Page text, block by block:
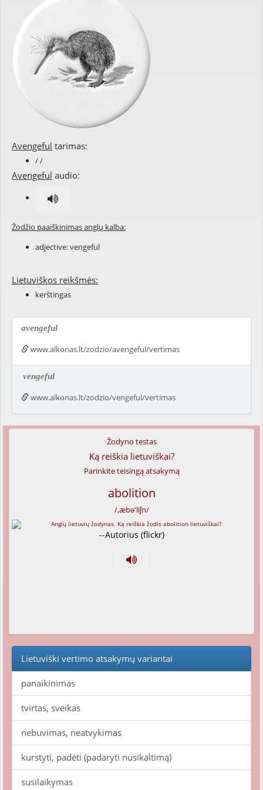
Avengeful tarimas:
/ /
Avengeful audio:
Žodžio paaiškinimas anglų kalba:
adjective:vengeful
Lietuviškos reikšmės:
kerštingas
avengeful
www.alkonas.lt/zodzio/avengeful/vertimas
vengeful
www.alkonas.lt/zodzio/vengeful/vertimas
Žodyno testas
Ką reiškia lietuviškai?
Parinkite teisingą atsakymą
abolition
/,æbə'liʃn/
--Autorius (flickr)
Lietuviški vertimo atsakymų variantai
panaikinimas
tvirtas, sveikas
nebuvimas, neatvykimas
kurstyti, padėti (padaryti nusikaltimą)
susilaikymas